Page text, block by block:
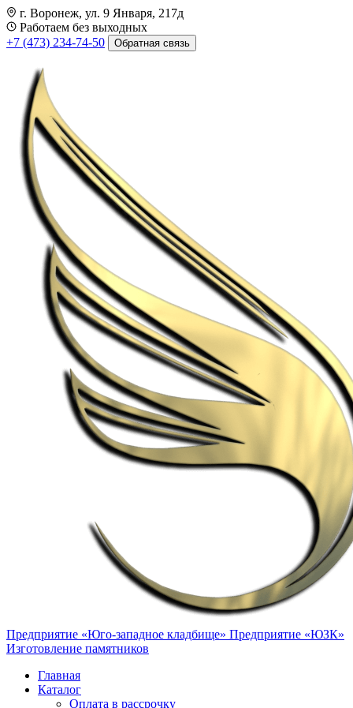
г. Воронеж, ул. 9 Января, 217д
Работаем без выходных
+7 (473) 234-74-50
Обратная связь
Предприятие «Юго-западное кладбище» Предприятие «ЮЗК»
Изготовление памятников
Главная
Каталог
Оплата в рассрочку